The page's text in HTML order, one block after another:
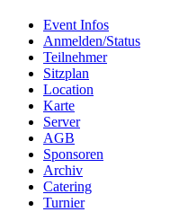
Event Infos
Anmelden/Status
Teilnehmer
Sitzplan
Location
Karte
Server
AGB
Sponsoren
Archiv
Catering
Turnier